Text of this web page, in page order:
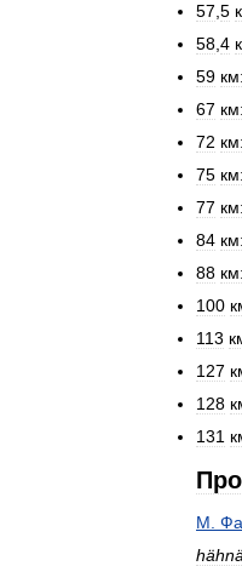
57 5
58 4
59 км:
67 км:
72 км:
75 км:
77 км:
84 км:
88 км:
100
113
127
128
131
М
hähnä